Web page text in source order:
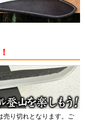
売り切れとなります。ご